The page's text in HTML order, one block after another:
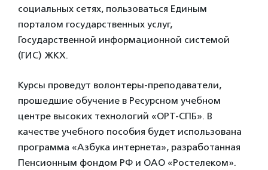
социальных сетях, пользоваться Единым
порталом государственных услуг,
Государственной информационной системой
(ГИС) ЖКХ.
Курсы проведут волонтеры-преподаватели,
прошедшие обучение в Ресурсном учебном
центре высоких технологий «ОРТ-СПБ». В
качестве учебного пособия будет использована
программа «Азбука интернета», разработанная
Пенсионным фондом РФ и ОАО «Ростелеком».